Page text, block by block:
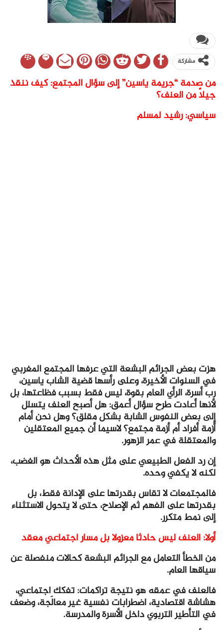
مشاركة
من صدمة “جريمة ياسين” إلى سؤال المجتمع: كيف ننقذ
جيلاً من العنف؟
سياسي: رشيد لمسلم
هزت بعض الجرائم البشعة التي عرفها المجتمع المغربي
في السنوات الأخيرة، وعلى رأسها قضية الشاب ياسين،
رب أسرة، الرأي العام بقوة، ليس فقط بسبب فظاعتها، بل
لأنها أعادت طرح سؤال أعمق: هل أصبح العنف يتسلل
إلى بعض النفوس الشابة بشكل مقلق؟ وهل نحن أمام
أزمة أفراد أم أزمة مجتمع؟ لاسيما أن جميع المعتقلين
والمعتقلة في عمر الزهور.
إن رد الفعل الطبيعي على مثل هذه الأحداث هو الغضب،
لكنه لا يكفي وحده.
فالمجتمعات لا تقاس بقدرتها على الإدانة فقط، بل
بقدرتها على الفهم ثم الإصلاح، حتى لا يتحول الاستثناء
إلى نمط متكرر.
أولا: العنف ليس حادثا معزولا بل مسار اجتماعي معقد
من الخطأ التعامل مع الجرائم البشعة كحالات منفصلة عن
سياقها العام.
فالعنف في عمقه هو نتيجة تراكمات: تفكك اجتماعي،
هشاشة اقتصادية، اضطرابات نفسية غير معالَجة، وضعف
في التأطير التربوي داخل الأسرة والمدرسة.